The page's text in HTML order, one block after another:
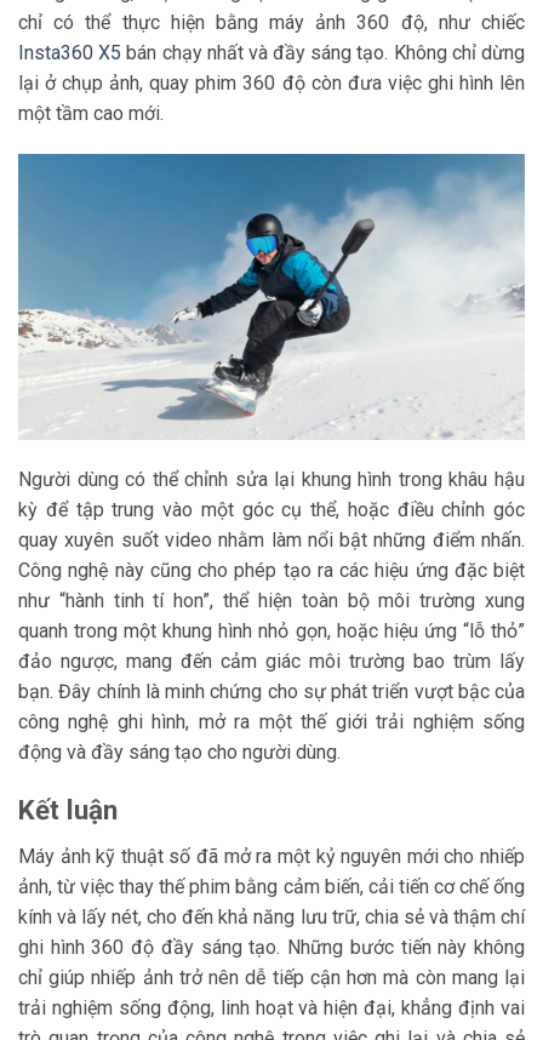
chỉ có thể thực hiện bằng máy ảnh 360 độ, như chiếc
Insta360 X5 bán chạy nhất và đầy sáng tạo. Không chỉ dừng
lại ở chụp ảnh, quay phim 360 độ còn đưa việc ghi hình lên
một tầm cao mới.
Người dùng có thể chỉnh sửa lại khung hình trong khâu hậu
kỳ để tập trung vào một góc cụ thể, hoặc điều chỉnh góc
quay xuyên suốt video nhằm làm nổi bật những điểm nhấn.
Công nghệ này cũng cho phép tạo ra các hiệu ứng đặc biệt
như “hành tinh tí hon”, thể hiện toàn bộ môi trường xung
quanh trong một khung hình nhỏ gọn, hoặc hiệu ứng “lỗ thỏ”
đảo ngược, mang đến cảm giác môi trường bao trùm lấy
bạn. Đây chính là minh chứng cho sự phát triển vượt bậc của
công nghệ ghi hình, mở ra một thế giới trải nghiệm sống
động và đầy sáng tạo cho người dùng.
Kết luận
Máy ảnh kỹ thuật số đã mở ra một kỷ nguyên mới cho nhiếp
ảnh, từ việc thay thế phim bằng cảm biến, cải tiến cơ chế ống
kính và lấy nét, cho đến khả năng lưu trữ, chia sẻ và thậm chí
ghi hình 360 độ đầy sáng tạo. Những bước tiến này không
chỉ giúp nhiếp ảnh trở nên dễ tiếp cận hơn mà còn mang lại
trải nghiệm sống động, linh hoạt và hiện đại, khẳng định vai